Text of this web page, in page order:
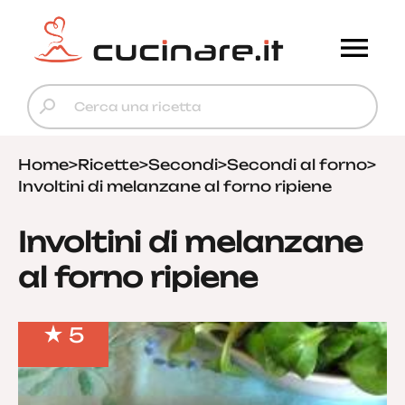
Home>Ricette>Secondi>Secondi al forno>
Involtini di melanzane al forno ripiene
Involtini di melanzane
al forno ripiene
5